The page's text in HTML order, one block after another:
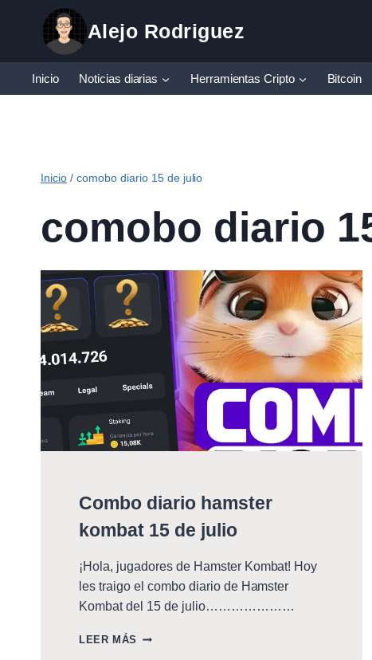
contenido
Alejo Rodriguez
Inicio Noticias diarias Herramientas Cripto Bitcoin
Inicio / comobo diario 15 de julio
comobo diario
Combo diario hamster
kombat 15 de julio
¡Hola, jugadores de Hamster Kombat! Hoy
les traigo el combo diario de Hamster
Kombat del 15 de julio…………………
LEER MÁS COMBO